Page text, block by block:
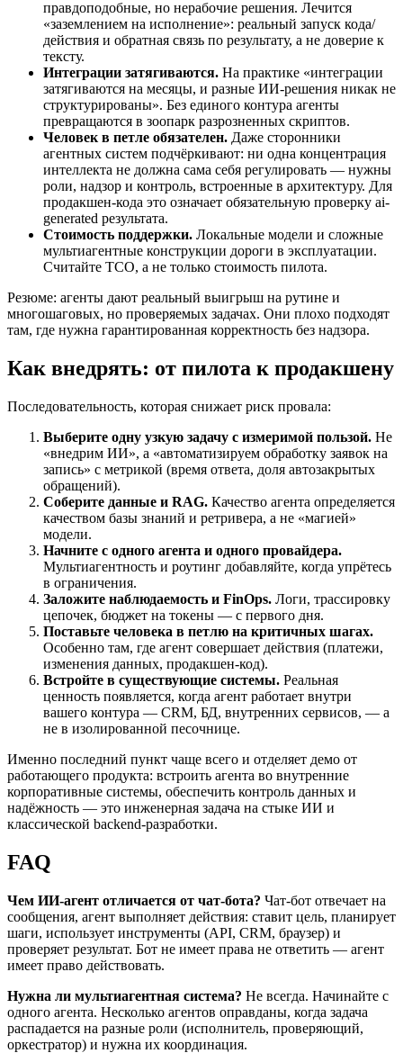
правдоподобные, но нерабочие решения. Лечится
«заземлением на исполнение»: реальный запуск кода/
действия и обратная связь по результату, а не доверие к
тексту.
Интеграции затягиваются. На практике «интеграции
затягиваются на месяцы, и разные ИИ-решения никак не
структурированы». Без единого контура агенты
превращаются в зоопарк разрозненных скриптов.
Человек в петле обязателен. Даже сторонники
агентных систем подчёркивают: ни одна концентрация
интеллекта не должна сама себя регулировать — нужны
роли, надзор и контроль, встроенные в архитектуру. Для
продакшен-кода это означает обязательную проверку ai-
generated результата.
Стоимость поддержки. Локальные модели и сложные
мультиагентные конструкции дороги в эксплуатации.
Считайте TCO, а не только стоимость пилота.
Резюме: агенты дают реальный выигрыш на рутине и
многошаговых, но проверяемых задачах. Они плохо подходят
там, где нужна гарантированная корректность без надзора.
Как внедрять: от пилота к продакшену
Последовательность, которая снижает риск провала:
Выберите одну узкую задачу с измеримой пользой. Не
«внедрим ИИ», а «автоматизируем обработку заявок на
запись» с метрикой (время ответа, доля автозакрытых
обращений).
Соберите данные и RAG. Качество агента определяется
качеством базы знаний и ретривера, а не «магией»
модели.
Начните с одного агента и одного провайдера.
Мультиагентность и роутинг добавляйте, когда упрётесь
в ограничения.
Заложите наблюдаемость и FinOps. Логи, трассировку
цепочек, бюджет на токены — с первого дня.
Поставьте человека в петлю на критичных шагах.
Особенно там, где агент совершает действия (платежи,
изменения данных, продакшен-код).
Встройте в существующие системы. Реальная
ценность появляется, когда агент работает внутри
вашего контура — CRM, БД, внутренних сервисов, — а
не в изолированной песочнице.
Именно последний пункт чаще всего и отделяет демо от
работающего продукта: встроить агента во внутренние
корпоративные системы, обеспечить контроль данных и
надёжность — это инженерная задача на стыке ИИ и
классической backend-разработки.
FAQ
Чем ИИ-агент отличается от чат-бота? Чат-бот отвечает на
сообщения, агент выполняет действия: ставит цель, планирует
шаги, использует инструменты (API, CRM, браузер) и
проверяет результат. Бот не имеет права не ответить — агент
имеет право действовать.
Нужна ли мультиагентная система? Не всегда. Начинайте с
одного агента. Несколько агентов оправданы, когда задача
распадается на разные роли (исполнитель, проверяющий,
оркестратор) и нужна их координация.